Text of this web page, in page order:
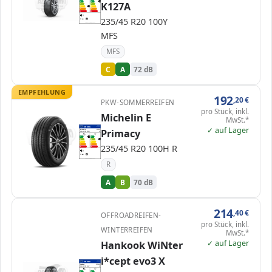
C C C
72 dB B
K127A
235/45 R20 100Y
MFS
MFS
C A 72 dB
EMPFEHLUNG
ENERG 1569836
Michelin
909013
235/45 R20 100H
C1
A
A
B
C
D
E
A
B B
C
D
E
70 dB
PKW-SOMMERREIFEN
Michelin E
Primacy
235/45 R20 100H R
R
A B 70 dB
192,20€
pro Stück, inkl.
MwSt.*
✓ auf Lager
ENERG
Hankook
1026424
235/45 R20 100V
C1
OFFROADREIFEN-
WINTERREIFEN
Hankook WiNter
i*cept evo3 X
214,40€
pro Stück, inkl.
MwSt.*
✓ auf Lager